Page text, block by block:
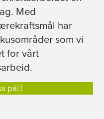
Med
har
som vi
for vårt
på